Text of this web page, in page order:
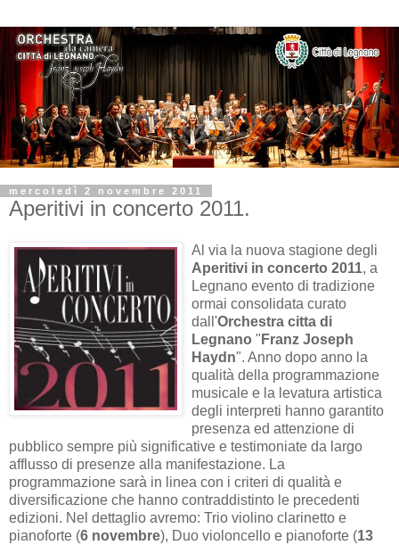
mercoledì 2 novembre 2011
Aperitivi in concerto 2011.
Al via la nuova stagione degli
Aperitivi in concerto 2011, a
Legnano evento di tradizione
ormai consolidata curato
dall'Orchestra citta di
Legnano " Franz Joseph
Haydn". Anno dopo anno la
qualità della programmazione
musicale e la levatura artistica
degli interpreti hanno garantito
presenza ed attenzione di
pubblico sempre più significative e testimoniate da largo
afflusso di presenze alla manifestazione. La
programmazione sarà in linea con i criteri di qualità e
diversificazione che hanno contraddistinto le precedenti
edizioni. Nel dettaglio avremo: Trio violino clarinetto e
pianoforte (6 novembre), Duo violoncello e pianoforte (13